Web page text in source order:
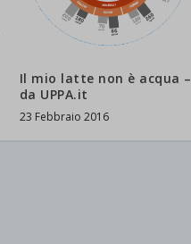
Il mio latte non è acqua –
da UPPA.it
23 Febbraio 2016